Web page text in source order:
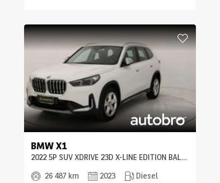
BMW X1
2022 5P SUV XDRIVE 23D X-LINE EDITION BALANCE DCT
26 487 km
2023
Diesel